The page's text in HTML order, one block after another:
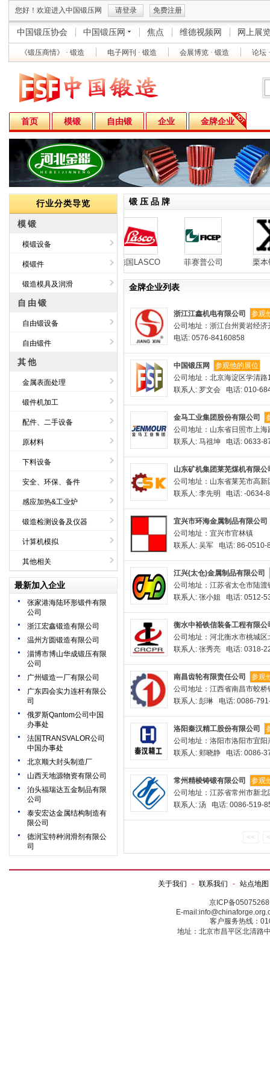
您好！欢迎进入中国锻压网 请登录 免费注册
中国锻压协会 中国锻压网 焦点 维德视频网 网上展
《锻压商情》 · 锻造 电子网刊 · 锻造 会展博览 · 锻造 论坛
首页 模锻 自由锻 企业 金牌企业
行业分类导览
模锻
模锻设备
模锻件
锻造模具及润滑
自由锻
自由锻设备
自由锻件
其他
金属表面处理
锻件机加工
配件、二手设备
原材料
下料设备
安全、环保、备件
感应加热&工业炉
锻造检测设备及仪器
计算机模拟
其他相关
最新加入企业
张家港海陆环形锻件有限
公司
浙江宏鑫锻造有限公司
温州方圆锻造有限公司
淄博市博山华成锻压有限
公司
广州锻造一厂有限公司
广东四会实力连杆有限公
司
俄罗斯Qantom公司中国
办事处
法国TRANSVALOR公司
中国办事处
北京顺大封头制造厂
山西天地源物资有限公司
泊头福瑞达五金制品有限
公司
泰安宏达金属结构制造有
限公司
德润宝特种润滑剂有限公
司
锻 压 品 牌
德国LASCO 菲赛普公司 栗本
金牌企业列表
浙江江鑫机电有限公司
参观
公司地址：浙江台州黄岩经济
电话: 0576-84160858
中国锻压网
参观他的展位
公司地址：北京海淀区学清
联系人: 罗文会 电话: 010-
金马工业集团股份有限公司
公司地址：山东省日照市上海
联系人: 马祖坤 电话: 0633-
山东矿机集团莱芜煤机有限公
公司地址：山东省莱芜市高
联系人: 李先明 电话: -0634-
宜兴市环海金属制品有限公司
公司地址：宜兴市官林镇
联系人: 吴军 电话: 86-0510-
江兴(太仓)金属制品有限公司
公司地址：江苏省太仓市陆
联系人: 张小姐 电话: 0512-
衡水中裕铁信装备工程有限公
公司地址：河北衡水市桃城
联系人: 张秀亮 电话: 0318-
南昌齿轮有限责任公司
参观
公司地址：江西省南昌市蛟桥
联系人: 彭琳 电话: 0086-
洛阳秦汉精工股份有限公司
公司地址：洛阳市洛阳市宜
联系人: 郏晓静 电话: 0086-
常州精棱铸锻有限公司
参观
公司地址：江苏省常州市新
联系人: 汤 电话: 0086-519-
<< <
关于我们 - 联系我们 - 站点地图
京ICP备
E-
客户服务热线：
地址：北京市昌平区北清路